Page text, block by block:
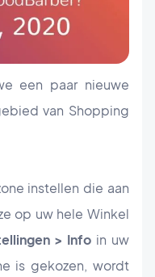
een paar nieuwe
van Shopping
instellen die aan
op uw hele Winkel
> Info in uw
is gekozen, wordt